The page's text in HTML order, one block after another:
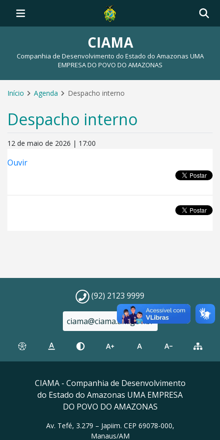
CIAMA
Companhia de Desenvolvimento do Estado do Amazonas UMA
EMPRESA DO POVO DO AMAZONAS
Início Agenda Despacho interno
Despacho interno
12 de maio de 2026 | 17:00
Ouvir
(92) 2123 9999
ciama@ciama.am.gov.br
CIAMA - Companhia de Desenvolvimento
do Estado do Amazonas UMA EMPRESA
DO POVO DO AMAZONAS
Av. Tefé, 3.279 – Japiim. CEP 69078-000,
Manaus/AM